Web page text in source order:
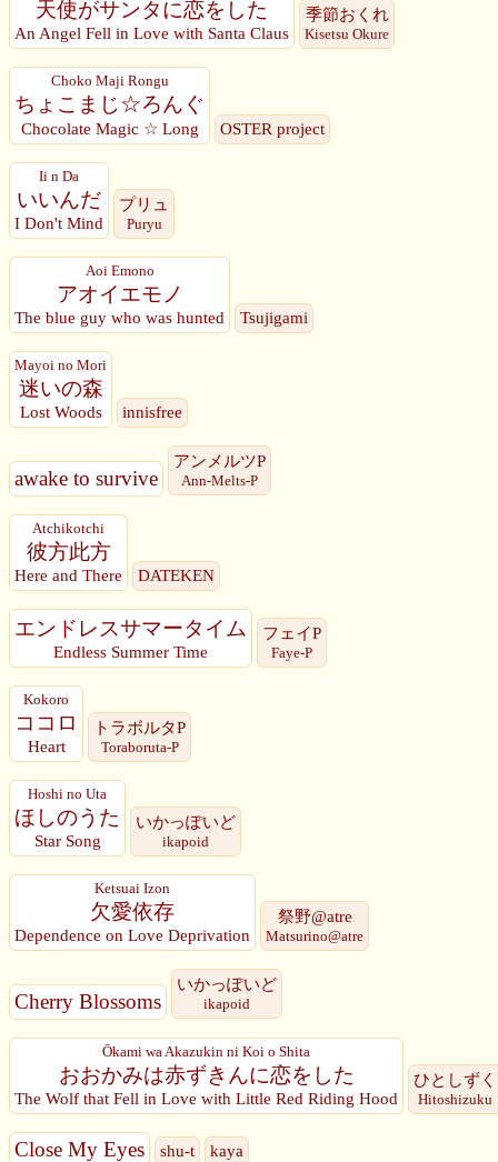
天使がサンタに恋をした
An Angel Fell in Love with Santa Claus
季節おくれ
Kisetsu Okure
Choko Maji Rongu
ちょこまじ☆ろんぐ
Chocolate Magic ☆ Long OSTER project
Ii n Da
いいんだ
I Don't Mind
プリュ
Puryu
Aoi Emono
アオイエモノ
The blue guy who was hunted Tsujigami
Mayoi no Mori
迷いの森
Lost Woods innisfree
awake to survive
アンメルツP
Ann-Melts-P
Atchikotchi
彼方此方
Here and There DATEKEN
エンドレスサマータイム
Endless Summer Time
フェイP
Faye-P
Kokoro
ココロ
Heart
トラボルタP
Toraboruta-P
Hoshi no Uta
ほしのうた
Star Song
いかっぽいど
ikapoid
Ketsuai Izon
欠愛依存
Dependence on Love Deprivation
祭野@atre
Matsurino@atre
Cherry Blossoms
いかっぽいど
ikapoid
Ōkami wa Akazukin ni Koi o Shita
おおかみは赤ずきんに恋をした
The Wolf that Fell in Love with Little Red Riding Hood
ひとしずく
Hitoshizuku
Close My Eyes shu-t kaya